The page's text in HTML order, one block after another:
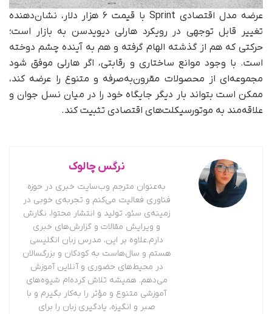
عرضه مدل اقتصادی Sprint با قیمت ۶ هزار دلار، نشان‌دهنده
تغییر قابل توجهی در رویکرد هارلی دیویدسن به بازار است؛
حرکتی که هم از گذشته الهام گرفته و هم به آینده چشم دوخته
است. با وجود موانع ساختاری و رقابتی، اگر هارلی موفق شود
مجموعه‌ای از محصولات مقرون‌به‌صرفه و متنوع را عرضه کند،
ممکن است بتواند بار دیگر جایگاه خود را در میان نسل جوان و
علاقه‌مند به موتورسیکلت‌های اقتصادی تثبیت کند.
نرگس چالوک
به‌عنوان مترجم وب‌سایت خبری در حوزه
فناوری فعالیت می‌کنم و تجربه‌ی خوبی در
زمینه‌ی سئو، تولید و انتشار محتوا، نگارش
و ویرایش مقالات و گزارش‌های خبری
دارم.علاوه بر این، مدرس زبان انگلیسی
هستم و سال‌هاست به کودکان و بزرگسالان
در محیط‌های حضوری و آنلاین آموزش
می‌دهم. همیشه تلاش کرده‌ام شیوه‌های
آموزشی متنوع و مؤثر را به‌کار بگیرم و با
صبر و انگیزه، یادگیری زبان را برای